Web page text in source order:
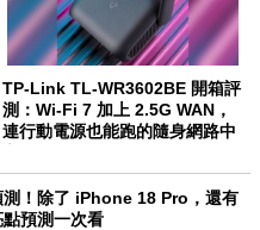
TP-Link TL-WR3602BE 開箱評
測：Wi-Fi 7 加上 2.5G WAN，
連行動電源也能跑的隨身網路中
！除了 iPhone 18 Pro，還有
預測一次看